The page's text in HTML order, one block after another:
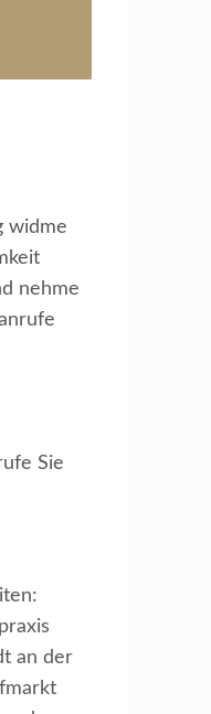
widme
nehme
Sie
an der